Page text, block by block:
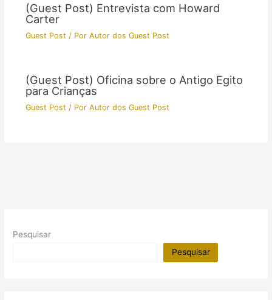
(Guest Post) Entrevista com Howard
Carter
Guest Post / Por Autor dos Guest Post
(Guest Post) Oficina sobre o Antigo Egito
para Crianças
Guest Post / Por Autor dos Guest Post
Pesquisar
Pesquisar